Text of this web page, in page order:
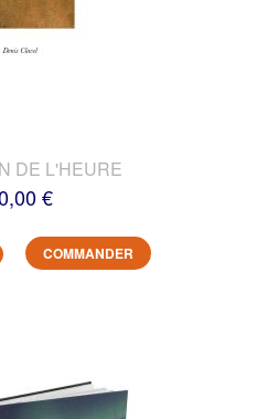
DE L'HEURE
€
COMMANDER